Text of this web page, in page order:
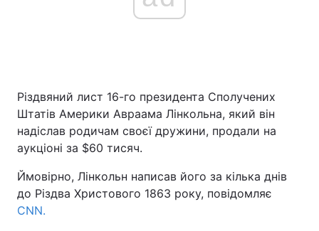
Головна Війна
Україна
Різдвяний лист 16-го президента Сполучених
Штатів Америки Авраама Лінкольна, який він
надіслав родичам своєї дружини, продали на
аукціоні за $60 тисяч.
Ймовірно, Лінкольн написав його за кілька днів
до Різдва Христового 1863 року, повідомляє
CNN.